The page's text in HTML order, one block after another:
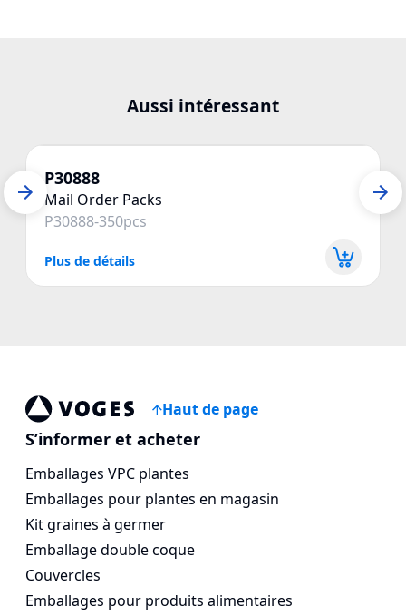
Aussi intéressant
P30888
Mail Order Packs
P30888-350pcs
Plus de détails
Voges Online Store
Haut de page
S’informer et acheter
Emballages VPC plantes
Emballages pour plantes en magasin
Kit graines à germer
Emballage double coque
Couvercles
Emballages pour produits alimentaires